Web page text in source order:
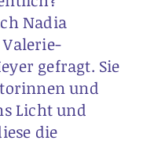
Nadia
gefragt. Sie
und
Licht und
die